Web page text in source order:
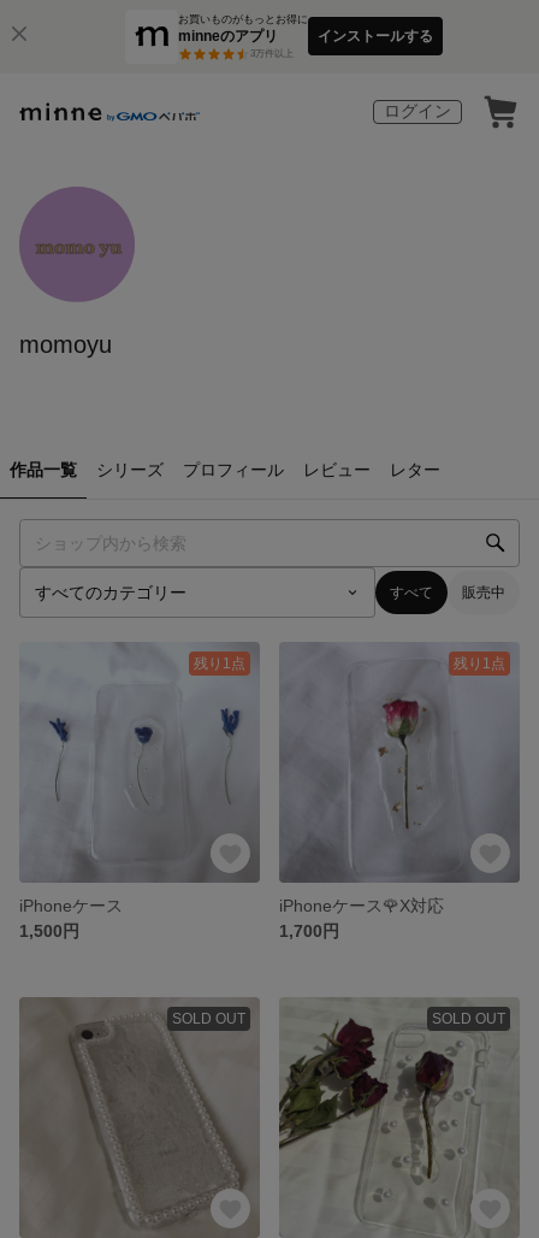
お買いものがもっとお得に
minneのアプリ
3万件以上
インストールする
ログイン
momoyu
作品一覧 シリーズ プロフィール レビュー レター
すべて 販売中
残り1点
iPhoneケース
1,500円
残り1点
iPhoneケース🌹X対応
1,700円
SOLD OUT SOLD OUT